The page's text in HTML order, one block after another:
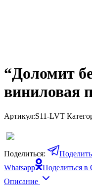
“Доломит
виниловая
Артикул:S11-LVT
Поделиться:
Whatsapp
Поделиться в
Описание